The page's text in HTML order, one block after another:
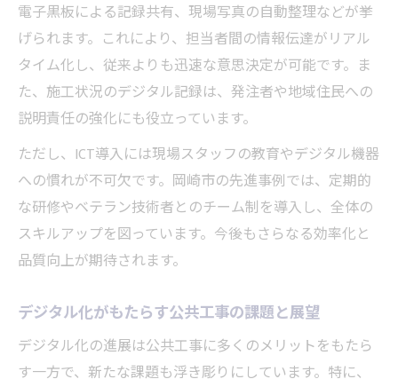
電子黒板による記録共有、現場写真の自動整理などが挙
げられます。これにより、担当者間の情報伝達がリアル
タイム化し、従来よりも迅速な意思決定が可能です。ま
た、施工状況のデジタル記録は、発注者や地域住民への
説明責任の強化にも役立っています。
ただし、ICT導入には現場スタッフの教育やデジタル機器
への慣れが不可欠です。岡崎市の先進事例では、定期的
な研修やベテラン技術者とのチーム制を導入し、全体の
スキルアップを図っています。今後もさらなる効率化と
品質向上が期待されます。
デジタル化がもたらす公共工事の課題と展望
デジタル化の進展は公共工事に多くのメリットをもたら
す一方で、新たな課題も浮き彫りにしています。特に、